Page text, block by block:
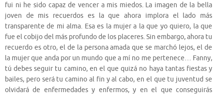
fui ni he sido capaz de vencer a mis miedos. La imagen de la bella
joven de mis recuerdos es la que ahora implora el lado más
transparente de mi alma. Esa es la mujer a la que yo quiero, la que
fue el cobijo del más profundo de los placeres. Sin embargo, ahora tu
recuerdo es otro, el de la persona amada que se marchó lejos, el de
la mujer que anda por un mundo que a mí no me pertenece… Fanny,
tú debes seguir tu camino, en el que quizá no haya tantas fiestas y
bailes, pero será tu camino al fin y al cabo, en el que tu juventud se
olvidará de enfermedades y enfermos, y en el que conseguirás